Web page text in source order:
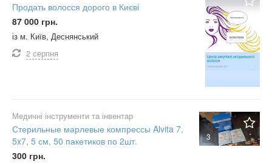
Продать волосся дорого в Києві
87 000 грн.
із м. Київ, Деснянський
2 серпня
3
Медичні інструменти та інвентар
Стерильные марлевые компрессы Alvita 7,
5x7, 5 см, 50 пакетиков по 2шт.
300 грн.